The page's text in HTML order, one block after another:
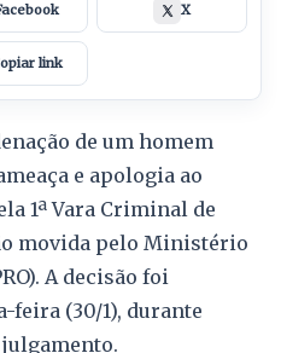
X
link
de um homem
e apologia ao
1ª Vara Criminal de
movida pelo Ministério
A decisão foi
feira (30/1), durante